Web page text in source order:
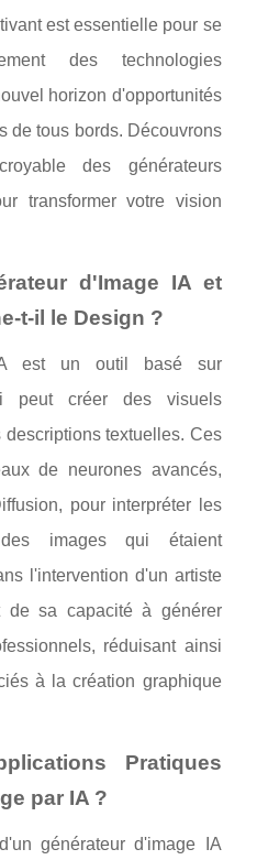
est essentielle pour se
des technologies
horizon d'opportunités
de tous bords. Découvrons
des générateurs
transformer votre vision
d'Image IA et
t-il le Design ?
est un outil basé sur
peut créer des visuels
textuelles. Ces
de neurones avancés,
pour interpréter les
images qui étaient
l'intervention d'un artiste
de sa capacité à générer
réduisant ainsi
à la création graphique
Pratiques
par IA ?
générateur d'image IA